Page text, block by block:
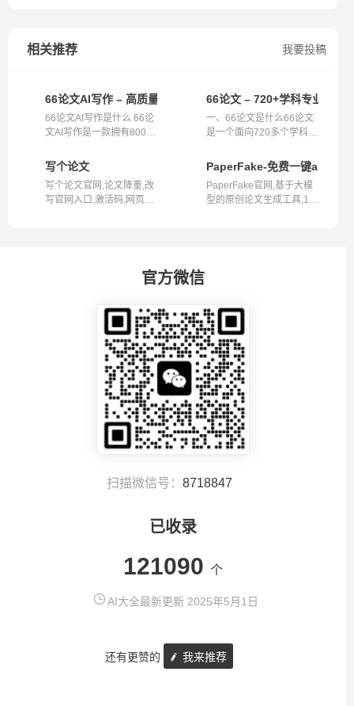
我要投稿
相关推荐
66论文AI写作 – 高质量低查重的论文创作助手
66论文AI写作是什么 66论
文AI写作是一款拥有800万
66论文 – 720+学科专业的论
一、66论文是什么66论文
是一个面向720多个学科专
写个论文
写个论文官网,论文降重,改
写官网入口,激活码,网页版
PaperFake-免费一键ai论文
PaperFake官网,基于大模
型的原创论文生成工具,10
官方微信
扫描微信号： 8718847
已收录
121090 个
AI大全最新更新 2025年5月1日
还有更赞的 我来推荐